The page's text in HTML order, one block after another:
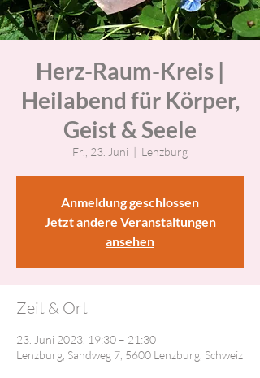
Herz-Raum-Kreis |
Heilabend für Körper,
Geist & Seele
Fr., 23. Juni
  |
Lenzburg
Anmeldung geschlossen
Jetzt andere Veranstaltungen
ansehen
Zeit & Ort
23. Juni 2023, 19:30 – 21:30
Lenzburg, Sandweg 7, 5600 Lenzburg, Schweiz